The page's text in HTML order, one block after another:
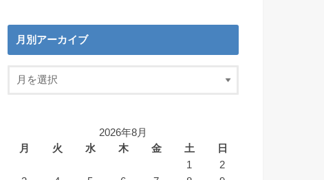
月別アーカイブ
2026年8月
月
火 水 木 金 土
日
1
2